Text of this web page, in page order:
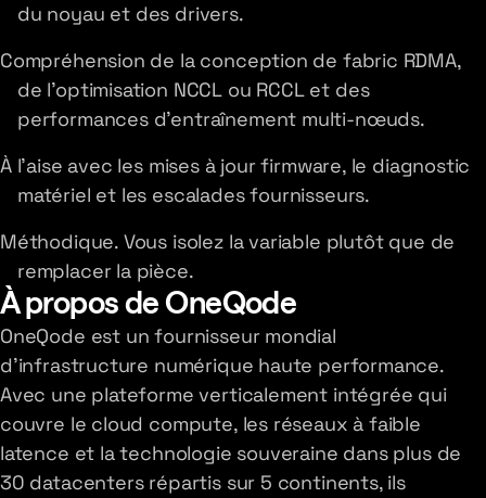
du noyau et des drivers.
Compréhension de la conception de fabric RDMA,
de l'optimisation NCCL ou RCCL et des
performances d'entraînement multi-nœuds.
À l'aise avec les mises à jour firmware, le diagnostic
matériel et les escalades fournisseurs.
Méthodique. Vous isolez la variable plutôt que de
remplacer la pièce.
À propos de OneQode
OneQode est un fournisseur mondial
d'infrastructure numérique haute performance.
Avec une plateforme verticalement intégrée qui
couvre le cloud compute, les réseaux à faible
latence et la technologie souveraine dans plus de
30 datacenters répartis sur 5 continents, ils